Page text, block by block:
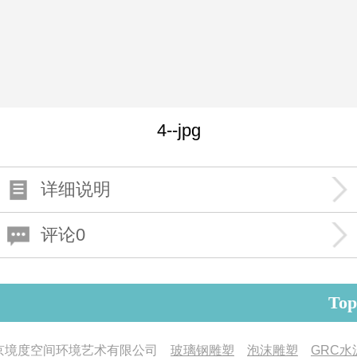
4--jpg
详细说明
评论0
Top
境度空间环境艺术有限公司 玻璃钢雕塑 泡沫雕塑 GRC水